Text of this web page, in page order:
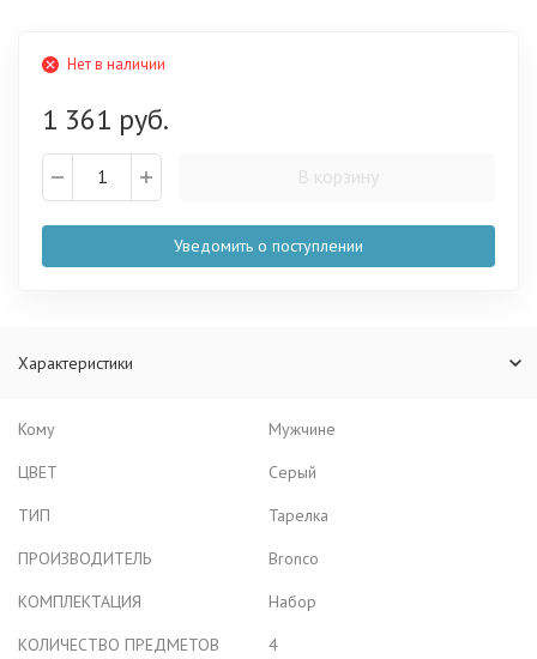
Нет в наличии
1 361 руб.
В корзину
Уведомить о поступлении
Характеристики
Кому
Мужчине
ЦВЕТ
Серый
ТИП
Тарелка
ПРОИЗВОДИТЕЛЬ
Bronco
КОМПЛЕКТАЦИЯ
Набор
КОЛИЧЕСТВО ПРЕДМЕТОВ
4